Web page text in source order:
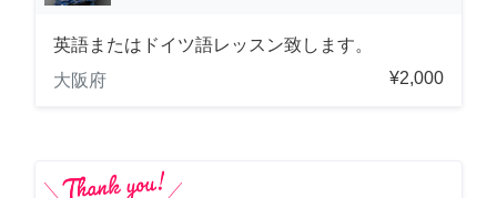
英語またはドイツ語レッスン致します。
大阪府
¥2,000